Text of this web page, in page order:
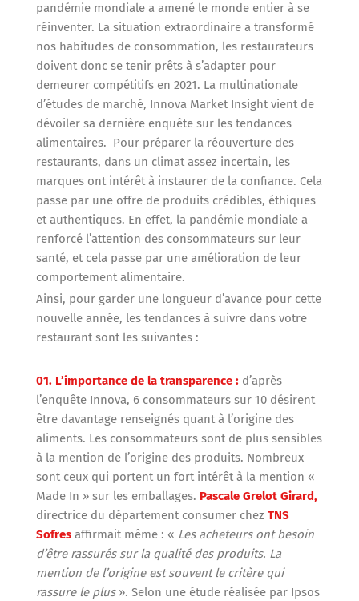
pandémie mondiale a amené le monde entier à se
réinventer. La situation extraordinaire a transformé
nos habitudes de consommation, les restaurateurs
doivent donc se tenir prêts à s’adapter pour
demeurer compétitifs en 2021. La multinationale
d’études de marché, Innova Market Insight vient de
dévoiler sa dernière enquête sur les tendances
alimentaires. Pour préparer la réouverture des
restaurants, dans un climat assez incertain, les
marques ont intérêt à instaurer de la confiance. Cela
passe par une offre de produits crédibles, éthiques
et authentiques. En effet, la pandémie mondiale a
renforcé l’attention des consommateurs sur leur
santé, et cela passe par une amélioration de leur
comportement alimentaire.
Ainsi, pour garder une longueur d’avance pour cette
nouvelle année, les tendances à suivre dans votre
restaurant sont les suivantes :
01. L’importance de la transparence :d’après
l’enquête Innova, 6 consommateurs sur 10 désirent
être davantage renseignés quant à l’origine des
aliments. Les consommateurs sont de plus sensibles
à la mention de l’origine des produits. Nombreux
sont ceux qui portent un fort intérêt à la mention «
Made In » sur les emballages. Pascale Grelot Girard,
directrice du département consumer chez TNS
Sofresaffirmait même : « Les acheteurs ont besoin
d’être rassurés sur la qualité des produits. La
mention de l’origine est souvent le critère qui
rassure le plus». Selon une étude réalisée par Ipsos